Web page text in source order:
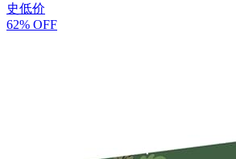
史低价
62% OFF